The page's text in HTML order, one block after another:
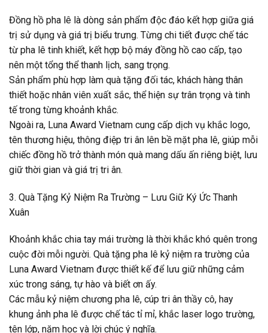
Đồng hồ pha lê là dòng sản phẩm độc đáo kết hợp giữa giá
trị sử dụng và giá trị biểu trưng. Từng chi tiết được chế tác
từ pha lê tinh khiết, kết hợp bộ máy đồng hồ cao cấp, tạo
nên một tổng thể thanh lịch, sang trọng.
Sản phẩm phù hợp làm quà tặng đối tác, khách hàng thân
thiết hoặc nhân viên xuất sắc, thể hiện sự trân trọng và tinh
tế trong từng khoảnh khắc.
Ngoài ra, Luna Award Vietnam cung cấp dịch vụ khắc logo,
tên thương hiệu, thông điệp tri ân lên bề mặt pha lê, giúp mỗi
chiếc đồng hồ trở thành món quà mang dấu ấn riêng biệt, lưu
giữ thời gian và giá trị tri ân.
3. Quà Tặng Kỷ Niệm Ra Trường – Lưu Giữ Ký Ức Thanh
Xuân
Khoảnh khắc chia tay mái trường là thời khắc khó quên trong
cuộc đời mỗi người. Quà tặng pha lê kỷ niệm ra trường của
Luna Award Vietnam được thiết kế để lưu giữ những cảm
xúc trong sáng, tự hào và biết ơn ấy.
Các mẫu kỷ niệm chương pha lê, cúp tri ân thầy cô, hay
khung ảnh pha lê được chế tác tỉ mỉ, khắc laser logo trường,
tên lớp, năm học và lời chúc ý nghĩa.